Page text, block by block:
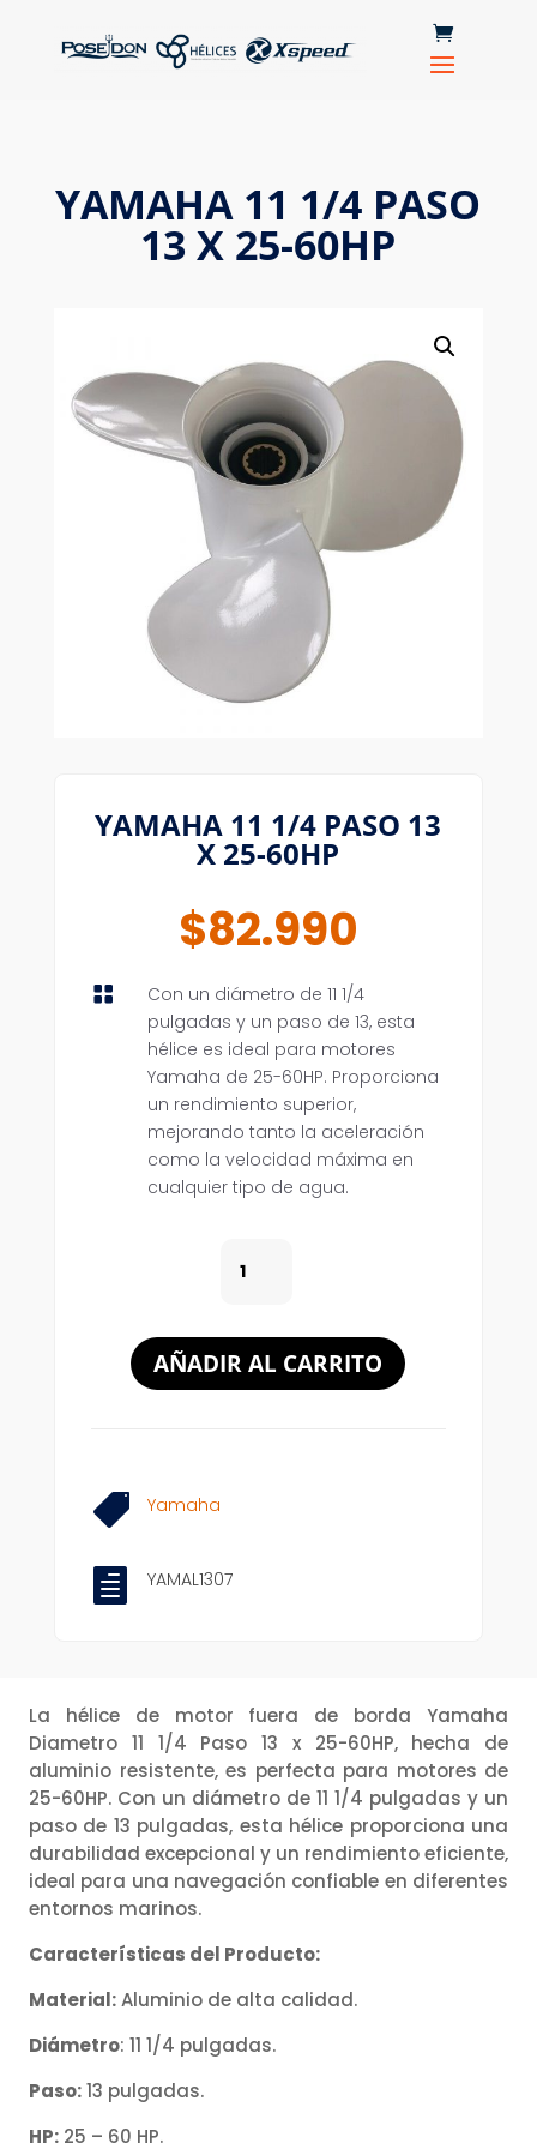
YAMAHA 11 1/4 PASO
13 X 25-60HP
YAMAHA 11 1/4 PASO 13
X 25-60HP
$82.990

Con un diámetro de 11 1/4
pulgadas y un paso de 13, esta
hélice es ideal para motores
Yamaha de 25-60HP. Proporciona
un rendimiento superior,
mejorando tanto la aceleración
como la velocidad máxima en
cualquier tipo de agua.
PASO
13
X
AÑADIR AL CARRITO
 Yamaha
 YAMAL1307
La hélice de motor fuera de borda Yamaha
Diametro 11 1/4 Paso 13 x 25-60HP, hecha de
aluminio resistente, es perfecta para motores de
25-60HP. Con un diámetro de 11 1/4 pulgadas y un
paso de 13 pulgadas, esta hélice proporciona una
durabilidad excepcional y un rendimiento eficiente,
ideal para una navegación confiable en diferentes
entornos marinos.
Características del Producto:
Material:Aluminio de alta calidad.
Diámetro: 11 1/4 pulgadas.
Paso:13 pulgadas.
HP: 25 – 60 HP.